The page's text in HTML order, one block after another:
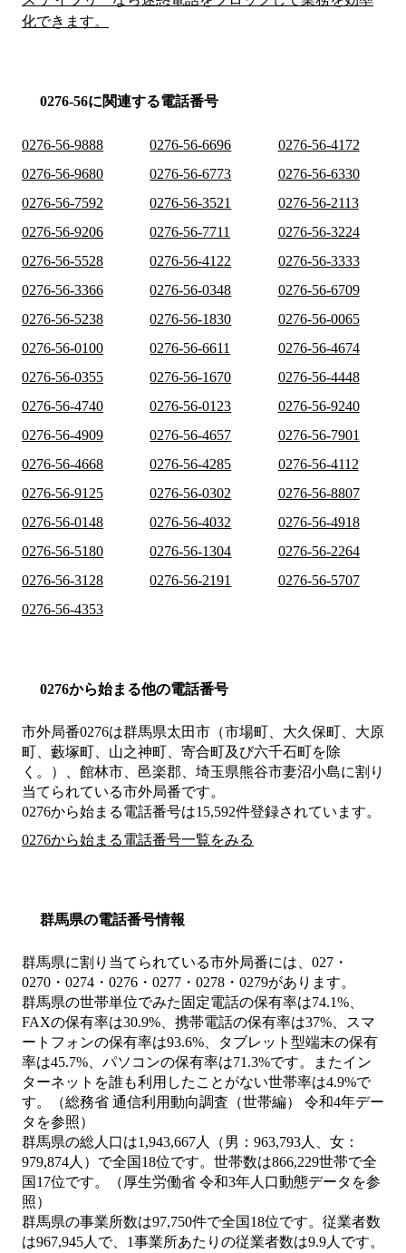
化できます。
0276-56に関連する電話番号
0276-56-9888 0276-56-6696
0276-56-4172
0276-56-9680
0276-56-6773
0276-56-6330
0276-56-7592
0276-56-3521
0276-56-2113
0276-56-9206
0276-56-7711
0276-56-3224
0276-56-5528
0276-56-4122
0276-56-3333
0276-56-3366
0276-56-0348
0276-56-6709
0276-56-5238
0276-56-1830
0276-56-0065
0276-56-0100
0276-56-6611
0276-56-4674
0276-56-0355
0276-56-1670
0276-56-4448
0276-56-4740
0276-56-0123
0276-56-9240
0276-56-4909
0276-56-4657
0276-56-7901
0276-56-4668
0276-56-4285
0276-56-4112
0276-56-9125
0276-56-0302
0276-56-8807
0276-56-0148
0276-56-4032
0276-56-4918
0276-56-5180
0276-56-1304
0276-56-2264
0276-56-3128
0276-56-2191
0276-56-5707
0276-56-4353
0276から始まる他の電話番号
市外局番0276は群馬県太田市（市場町、大久保町、大原
町、藪塚町、山之神町、寄合町及び六千石町を除
く。）、館林市、邑楽郡、埼玉県熊谷市妻沼小島に割り
当てられている市外局番です。
0276から始まる電話番号は15,592件登録されています。
0276から始まる電話番号一覧をみる
群馬県の電話番号情報
群馬県に割り当てられている市外局番には、027・
0270・0274・0276・0277・0278・0279があります。
群馬県の世帯単位でみた固定電話の保有率は74.1%、
FAXの保有率は30.9%、携帯電話の保有率は37%、スマ
ートフォンの保有率は93.6%、タブレット型端末の保有
率は45.7%、パソコンの保有率は71.3%です。またイン
ターネットを誰も利用したことがない世帯率は4.9%で
す。（総務省 通信利用動向調査（世帯編） 令和4年デー
タを参照）
群馬県の総人口は1,943,667人（男：963,793人、女：
979,874人）で全国18位です。世帯数は866,229世帯で全
国17位です。（厚生労働省 令和3年人口動態データを参
照）
群馬県の事業所数は97,750件で全国18位です。従業者数
は967,945人で、1事業所あたりの従業者数は9.9人です。